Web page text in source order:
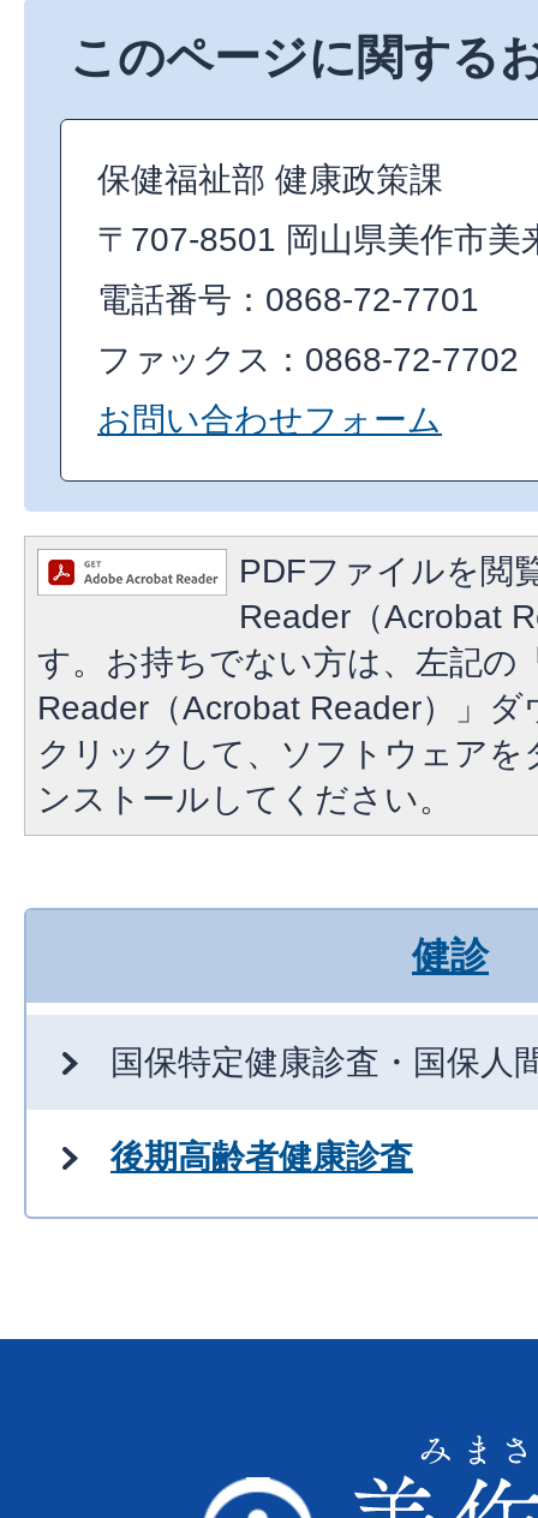
このページに関する
保健福祉部 健康政策課
〒707-8501 岡山県美作市美
電話番号：0868-72-7701
ファックス：0868-72-7702
お問い合わせフォーム
PDFファイルを閲
Reader（Acrobat
す。お持ちでない方は、左記の
Reader（Acrobat Reader）」
クリックして、ソフトウェア
ンストールしてください。
健診
国保特定健康診査・国保人
後期高齢者健康診査